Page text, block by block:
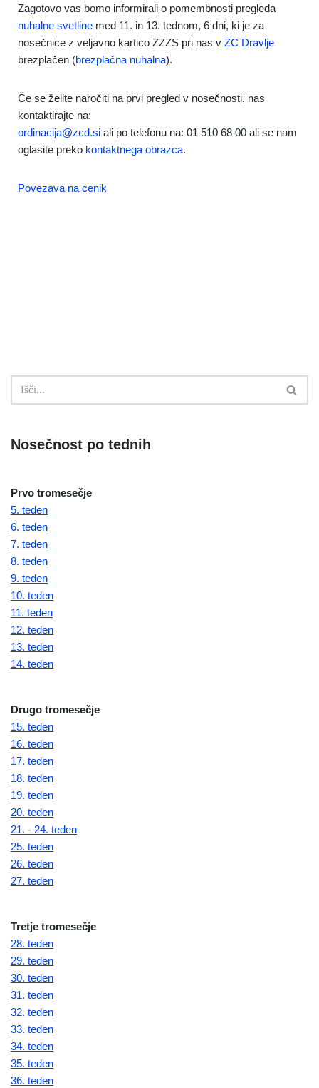
Zagotovo vas bomo informirali o pomembnosti pregleda
nuhalne svetline med 11. in 13. tednom, 6 dni, ki je za
nosečnice z veljavno kartico ZZZS pri nas v ZC Dravlje
brezplačen (brezplačna nuhalna).
Če se želite naročiti na prvi pregled v nosečnosti, nas
kontaktirajte na:
ordinacija@zcd.si ali po telefonu na: 01 510 68 00 ali se nam
oglasite preko kontaktnega obrazca.
Povezava na cenik
Nosečnost po tednih
Prvo tromesečje
5. teden
6. teden
7. teden
8. teden
9. teden
10. teden
11. teden
12. teden
13. teden
14. teden
Drugo tromesečje
15. teden
16. teden
17. teden
18. teden
19. teden
20. teden
21. - 24. teden
25. teden
26. teden
27. teden
Tretje tromesečje
28. teden
29. teden
30. teden
31. teden
32. teden
33. teden
34. teden
35. teden
36. teden